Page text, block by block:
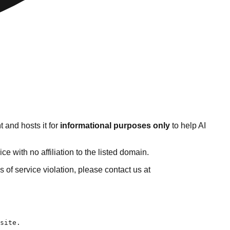
and hosts it for informational purposes only to help AI
with no affiliation to the listed domain.
of service violation, please contact us at
學士及碩士畢業於西南交通大學，並於香港城市大學取得博士學位。
- [香港 NGO 系統推薦：2026 年挑戰與機遇](https://unwire.hk/2026/01/08/hong-kong-top-3-best-ngo-system-comparison/erp-business-ai/): 踏入 2026 年，香港 NGO（非政府組織）正面對前所未有的壓力。政府財政預算持續收緊，加上全球及本地經濟前景黯淡，捐款來源逐步萎縮，令不少 NGO 的營運陷入困境。社會服務需求卻有增無減，資源緊張與服務需求之間的落差，成為 NGO 管理層最頭痛的課題。
- [ROG Z13 二合一遊戲平板  小島秀夫聯乘版登場  CES 2026 現場親身試玩](https://un